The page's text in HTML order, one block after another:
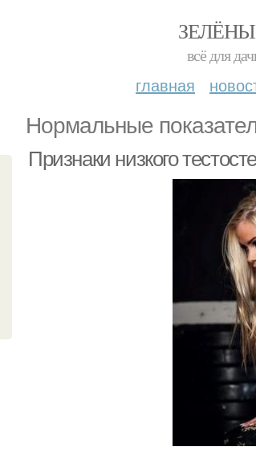
всё для
главная
Нормальные
Признаки низкого